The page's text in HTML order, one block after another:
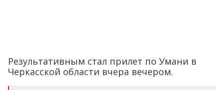
Результативным стал прилет по Умани в
Черкасской области вчера вечером.